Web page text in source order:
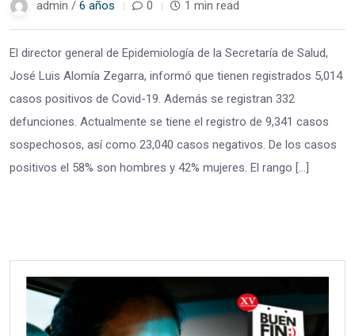
admin / 6 años 0 1 min read
El director general de Epidemiología de la Secretaría de Salud,
José Luis Alomía Zegarra, informó que tienen registrados 5,014
casos positivos de Covid-19. Además se registran 332
defunciones. Actualmente se tiene el registro de 9,341 casos
sospechosos, así como 23,040 casos negativos. De los casos
positivos el 58% son hombres y 42% mujeres. El rango […]